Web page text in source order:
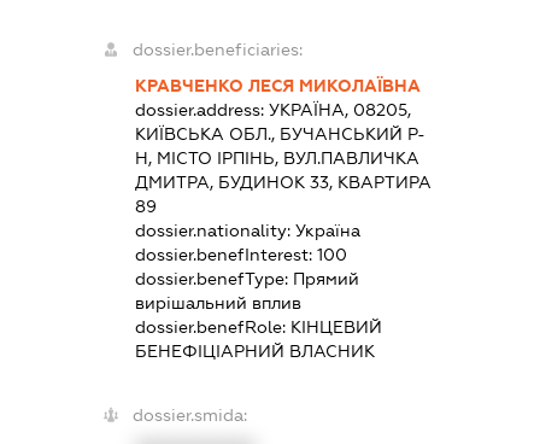
dossier.beneficiaries:
КРАВЧЕНКО ЛЕСЯ МИКОЛАЇВНА
dossier.address: УКРАЇНА, 08205,
КИЇВСЬКА ОБЛ., БУЧАНСЬКИЙ Р-
Н, МІСТО ІРПІНЬ, ВУЛ.ПАВЛИЧКА
ДМИТРА, БУДИНОК 33, КВАРТИРА
89
dossier.nationality: Україна
dossier.benefInterest: 100
dossier.benefType: Прямий
вирішальний вплив
dossier.benefRole: КІНЦЕВИЙ
БЕНЕФІЦІАРНИЙ ВЛАСНИК
dossier.smida: